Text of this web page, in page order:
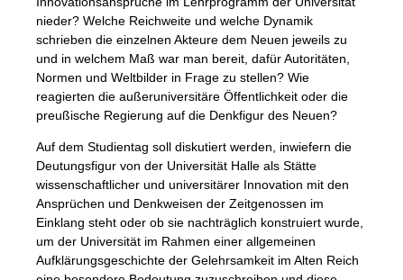
nieder? Welche Reichweite und welche Dynamik
schrieben die einzelnen Akteure dem Neuen jeweils zu
und in welchem Maß war man bereit, dafür Autoritäten,
Normen und Weltbilder in Frage zu stellen? Wie
reagierten die außeruniversitäre Öffentlichkeit oder die
preußische Regierung auf die Denkfigur des Neuen?
Auf dem Studientag soll diskutiert werden, inwiefern die
Deutungsfigur von der Universität Halle als Stätte
wissenschaftlicher und universitärer Innovation mit den
Ansprüchen und Denkweisen der Zeitgenossen im
Einklang steht oder ob sie nachträglich konstruiert wurde,
um der Universität im Rahmen einer allgemeinen
Aufklärungsgeschichte der Gelehrsamkeit im Alten Reich